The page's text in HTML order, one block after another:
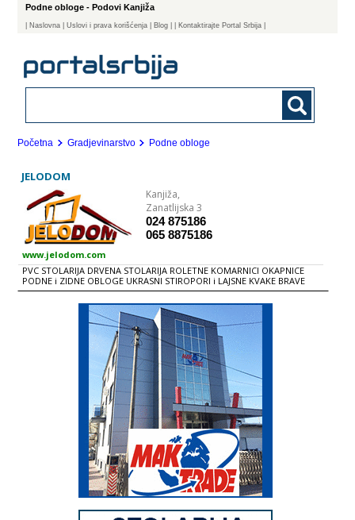
Podne obloge - Podovi Kanjiža
Naslovna | Uslovi i prava korišćenja Blog | Kontaktirajte Portal Srbija |
Početna Gradjevinarstvo Podne obloge
JELODOM
Kanjiža,
Zanatlijska 3
024 875186
065 8875186
www.jelodom.com
PVC STOLARIJA DRVENA STOLARIJA ROLETNE KOMARNICI OKAPNICE
PODNE i ZIDNE OBLOGE UKRASNI STIROPORI i LAJSNE KVAKE BRAVE
OKOVI